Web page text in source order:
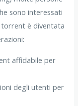
sono interessati
è diventata
affidabile per
degli utenti per